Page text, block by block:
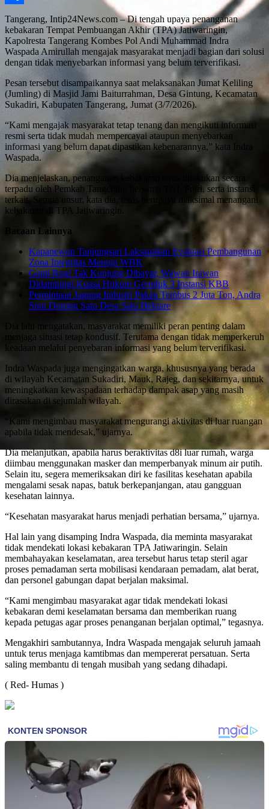
Share
Tangerang, Intip24News.com – Di tengah upaya penanganan
kebakaran Tempat Pembuangan Akhir (TPA) Jatiwaringin,
Kapolresta Tangerang Kombes Pol Andi Muhammad Indra
Waspada Amirullah mengajak masyarakat menjadi bagian dari solusi
dengan tidak menyebarkan informasi yang belum terverifikasi.
Pesan tersebut disampaikannya saat melaksanakan Jumat Keliling
(Jumling) di Masjid Jami Baiturrahman, Desa Gintung, Kecamatan
Sukadiri, Kabupaten Tangerang, Jumat (3/7/2026).
“Kami mengajak masyarakat tetap tenang dan mengikuti informasi
resmi serta tidak mudah mempercayai ataupun menyebarkan
informasi yang belum dapat dipastikan kebenarannya,” kata Indra
Waspada.
Dia menjelaskan, penanganan kebakaran terus dilakukan secara
terpadu oleh Pemkab Tangerang bersama TNI, Polri, serta instansi
terkait. Semua unsur, kata dia, terus berupaya maksimal menangani
kebakaran di TPA Jatiwaringin.
Bacaan Lainnya
Kapanewon Tanjungsari Laksanakan Evaluasi Pembangunan
Zona Integritas Menuju WBK
Ganti Rugi Tak Kunjung Dibayar, Wawan Irawan
Didampingi Kuasa Hukum Geruduk 3 Instansi KBB
Permintaan Jagung Industri Pakan Tembus 2 Juta Ton, Andra
Soni Dorong Satu Desa Satu Hektare
Dia lalu mengatakan, masyarakat memiliki peran penting dalam
menjaga situasi tetap kondusif. Terutama dengan tidak memperkeruh
keadaan melalui penyebaran informasi yang belum terverifikasi.
Indra Waspada juga mengingatkan warga, khususnya yang berada
di wilayah Kecamatan Sukadiri, Mauk, Rajeg, dan sekitarnya, untuk
meningkatkan kewaspadaan terhadap dampak asap yang masih
dirasakan di sejumlah wilayah.
“Kami mengimbau masyarakat mengurangi aktivitas di luar ruangan
apabila tidak mendesak,” ujarnya.
Dia melanjutkan, apabila harus beraktivitas d8i luar rumah, warga
diimbau menggunakan masker dan memperbanyak minum air putih.
Selain itu, segera memeriksakan diri ke fasilitas kesehatan apabila
mengalami sesak napas, batuk berkepanjangan, atau gangguan
kesehatan lainnya.
“Kesehatan masyarakat harus menjadi perhatian bersama,” ujarnya.
Hal lain yang disamping Indra Waspada, dia meminta masyarakat
tidak mendekati lokasi kebakaran TPA Jatiwaringin. Selain
membahayakan keselamatan, area tersebut harus tetap steril agar
proses pemadaman serta mobilisasi kendaraan pemadam, alat berat,
dan personel gabungan dapat berjalan maksimal.
“Kami mengimbau masyarakat agar tidak mendekati lokasi
kebakaran demi keselamatan bersama dan memberikan ruang
kepada petugas agar proses penanganan berjalan optimal,” tegasnya.
Mengakhiri sambutannya, Indra Waspada mengajak seluruh jamaah
untuk terus menjaga kamtibmas dan mempererat persatuan. Serta
saling membantu di tengah musibah yang sedang dihadapi.
( Red- Humas )